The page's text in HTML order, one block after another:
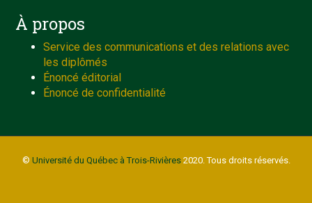
À propos
Service des communications et des relations avec
les diplômés
Énoncé éditorial
Énoncé de confidentialité
© Université du Québec à Trois-Rivières2020. Tous droits réservés.